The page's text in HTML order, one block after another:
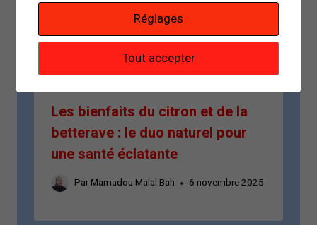
Les bienfaits du citron et de la
betterave : le duo naturel pour
une santé éclatante
Par Mamadou Malal Bah 6 novembre 2025
Réglages
Tout accepter